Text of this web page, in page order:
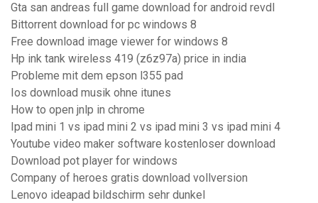
Gta san andreas full game download for android revdl
Bittorrent download for pc windows 8
Free download image viewer for windows 8
Hp ink tank wireless 419 (z6z97a) price in india
Probleme mit dem epson l355 pad
Ios download musik ohne itunes
How to open jnlp in chrome
Ipad mini 1 vs ipad mini 2 vs ipad mini 3 vs ipad mini 4
Youtube video maker software kostenloser download
Download pot player for windows
Company of heroes gratis download vollversion
Lenovo ideapad bildschirm sehr dunkel